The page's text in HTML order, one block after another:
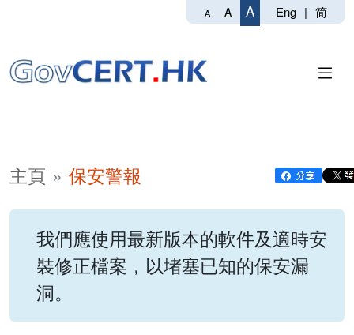
A A A Eng | 简
主頁 保安警報
我們應使用最新版本的軟件及適時安
裝修正檔案，以堵塞已知的保安漏
洞。